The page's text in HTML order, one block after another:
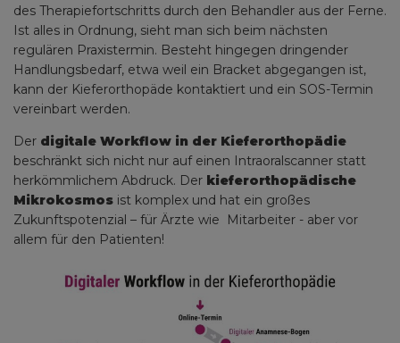
des Therapiefortschritts durch den Behandler aus der Ferne.
Ist alles in Ordnung, sieht man sich beim nächsten
regulären Praxistermin. Besteht hingegen dringender
Handlungsbedarf, etwa weil ein Bracket abgegangen ist,
kann der Kieferorthopäde kontaktiert und ein SOS-Termin
vereinbart werden.
Der digitale Workflow in der Kieferorthopädie
beschränkt sich nicht nur auf einen Intraoralscanner statt
herkömmlichem Abdruck. Der kieferorthopädische
Mikrokosmos ist komplex und hat ein großes
Zukunftspotenzial – für Ärzte wie Mitarbeiter - aber vor
allem für den Patienten!